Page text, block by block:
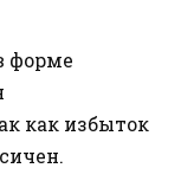
форме
как избыток